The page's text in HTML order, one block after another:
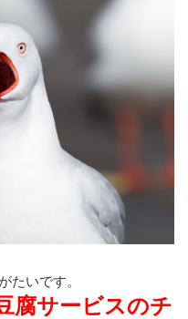
たいです。
腐サービスのチ